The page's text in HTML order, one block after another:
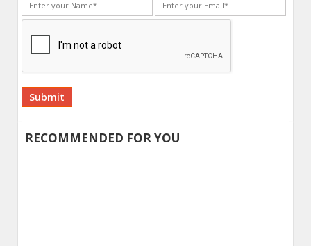
Alternative:
RECOMMENDED FOR YOU